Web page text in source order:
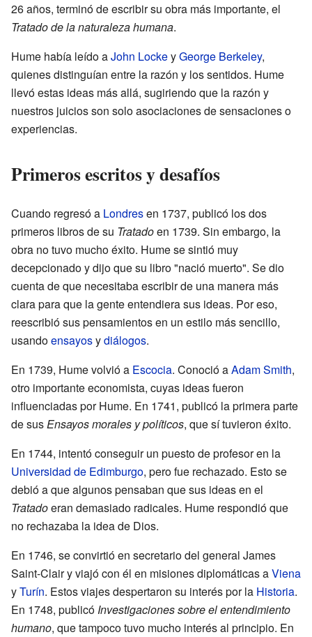
26 años, terminó de escribir su obra más importante, el
Tratado de la naturaleza humana.
Hume había leído aJohn LockeyGeorge Berkeley,
quienes distinguían entre la razón y los sentidos. Hume
llevó estas ideas más allá, sugiriendo que la razón y
nuestros juicios son solo asociaciones de sensaciones o
experiencias.
Primeros escritos y desafíos
Cuando regresó a Londresen 1737, publicó los dos
primeros libros de su Tratadoen 1739. Sin embargo, la
obra no tuvo mucho éxito. Hume se sintió muy
decepcionado y dijo que su libro "nació muerto". Se dio
cuenta de que necesitaba escribir de una manera más
clara para que la gente entendiera sus ideas. Por eso,
reescribió sus pensamientos en un estilo más sencillo,
usandoensayosydiálogos.
En 1739, Hume volvió a Escocia. Conoció aAdam Smith,
otro importante economista, cuyas ideas fueron
influenciadas por Hume. En 1741, publicó la primera parte
de susEnsayos morales y políticos, que sí tuvieron éxito.
En 1744, intentó conseguir un puesto de profesor en la
Universidad de Edimburgo, pero fue rechazado. Esto se
debió a que algunos pensaban que sus ideas en el
Tratadoeran demasiado radicales. Hume respondió que
no rechazaba la idea de Dios.
En 1746, se convirtió en secretario del general James
Saint-Clair y viajó con él en misiones diplomáticas aViena
yTurín. Estos viajes despertaron su interés por la Historia.
En 1748, publicó Investigaciones sobre el entendimiento
humano, que tampoco tuvo mucho interés al principio. En